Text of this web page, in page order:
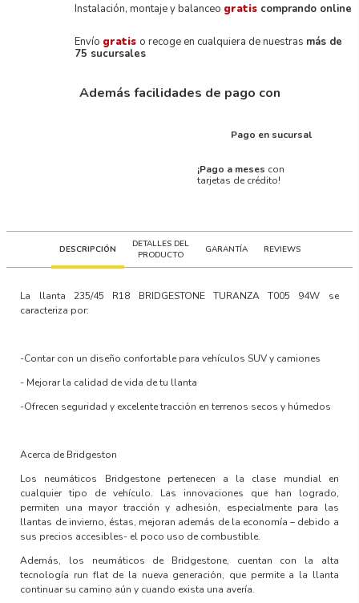
Instalación, montaje y balanceo gratis comprando online
Envío gratis o recoge en cualquiera de nuestras más de
75 sucursales
Además facilidades de pago con
Pago en sucursal
¡Pago a meses con
tarjetas de crédito!
DESCRIPCIÓN
DETALLES DEL
PRODUCTO
GARANTÍA REVIEWS
La llanta 235/45 R18 BRIDGESTONE TURANZA T005 94W se
caracteriza por:
-Contar con un diseño confortable para vehículos SUV y camiones
- Mejorar la calidad de vida de tu llanta
-Ofrecen seguridad y excelente tracción en terrenos secos y húmedos
Acerca de Bridgeston
Los neumáticos Bridgestonepertenecen a la clase mundial en
cualquier tipo de vehículo. Las innovaciones que han logrado,
permiten una mayor tracción y adhesión, especialmente para las
llantas de invierno, éstas, mejoran además de la economía – debido a
sus precios accesibles- el poco uso de combustible.
Además, los neumáticos de Bridgestone, cuentan con la alta
tecnología run flat de la nueva generación, que permite a la llanta
continuar su camino aún y cuando exista una avería.